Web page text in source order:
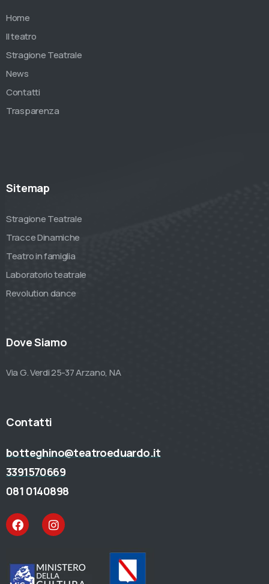
Home
Il teatro
Stragione Teatrale
News
Contatti
Trasparenza
Sitemap
Stragione Teatrale
Tracce Dinamiche
Teatro in famiglia
Laboratorio teatrale
Revolution dance
Dove Siamo
Via G. Verdi 25-37 Arzano, NA
Contatti
botteghino@teatroeduardo.it
3391570669
081 0140898